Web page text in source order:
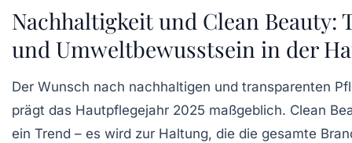
Nachhaltigkeit und Clean Beauty:
und Umweltbewusstsein in der
Der Wunsch nach nachhaltigen und transparenten
prägt das Hautpflegejahr 2025 maßgeblich. Clean
ein Trend – es wird zur Haltung, die die gesamte